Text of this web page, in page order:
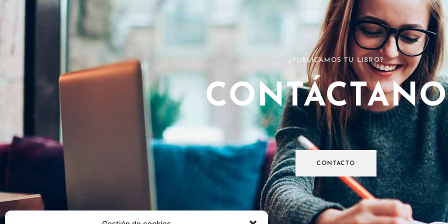
¿PUBLICAMOS TU LIBRO?
CONTACTO